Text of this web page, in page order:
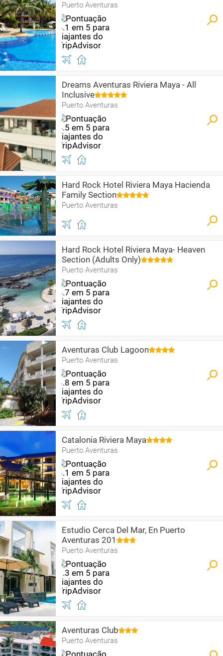
Puerto Aventuras
Dreams Aventuras Riviera Maya - All
Inclusive
Puerto Aventuras
Hard Rock Hotel Riviera Maya Hacienda
Family Section
Puerto Aventuras
Hard Rock Hotel Riviera Maya- Heaven
Section (Adults Only)
Puerto Aventuras
Aventuras Club Lagoon
Puerto Aventuras
Catalonia Riviera Maya
Puerto Aventuras
Estudio Cerca Del Mar, En Puerto
Aventuras 201
Puerto Aventuras
Aventuras Club
Puerto Aventuras